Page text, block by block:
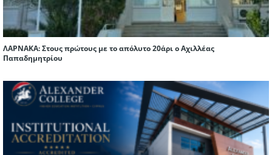
ΛΑΡΝΑΚΑ: Στους πρώτους με το απόλυτο 20άρι ο Αχιλλέας
Παπαδημητρίου